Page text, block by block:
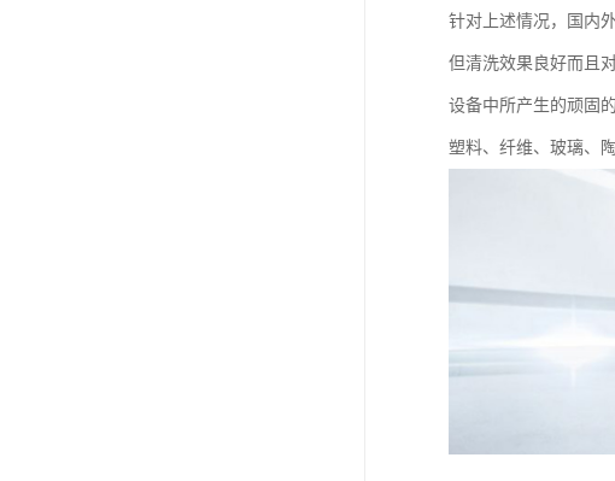
针对上述情况，国内
但清洗效果良好而且
设备中所产生的顽固
塑料、纤维、玻璃、